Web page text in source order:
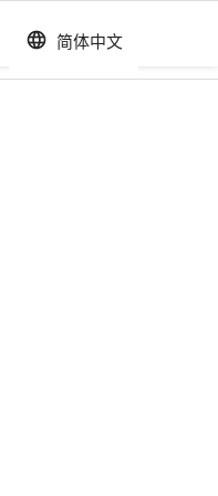
language 简体中文